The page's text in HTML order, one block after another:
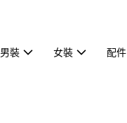
男裝 女裝 配件